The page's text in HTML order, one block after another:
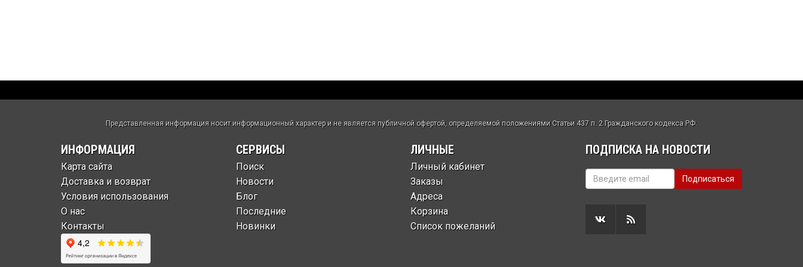
Представленная информация носит информационный характер и не является публичной офертой, определяемой положениями Статьи 437 п. 2 Гражданского кодекса РФ.
ИНФОРМАЦИЯ
Карта сайта
Доставка и возврат
Условия использования
О нас
Контакты
СЕРВИСЫ
Поиск
Новости
Блог
Последние
Новинки
ЛИЧНЫЕ
Личный кабинет
Заказы
Адреса
Корзина
Список пожеланий
ПОДПИСКА НА НОВОСТИ